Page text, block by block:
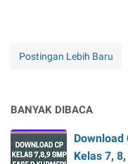
Postingan Lebih Baru
BANYAK DIBACA
Download
Kelas 7,